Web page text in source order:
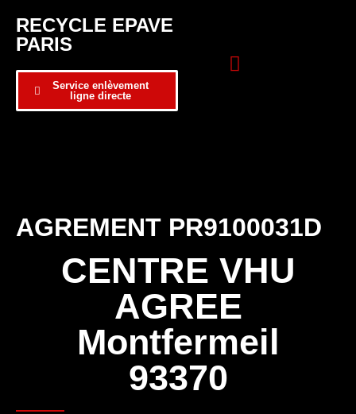
RECYCLE EPAVE
PARIS
Service enlèvement
ligne directe
AGREMENT PR9100031D
CENTRE VHU
AGREE
Montfermeil
93370